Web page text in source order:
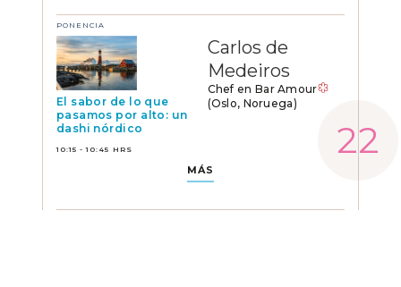
PONENCIA
El sabor de lo que
pasamos por alto: un
dashi nórdico
10:15 - 10:45 HRS
Carlos de
Medeiros
Chef en Bar Amour
(Oslo, Noruega)
MÁS